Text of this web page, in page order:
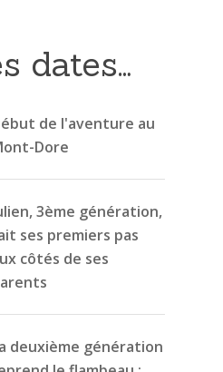
dates…
de l'aventure au
Dore
3ème génération,
ses premiers pas
côtés de ses
deuxième génération